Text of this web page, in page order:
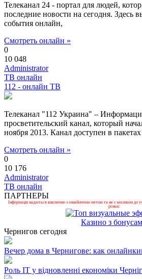
Телеканал 24 - портал для людей,
последние новости на сегодня. Здесь
события онлайн,
Смотреть онлайн »
0
10 048
Administrator
ТВ онлайн
112 - онлайн ТВ
Телеканал "112 Украина" –
просветительский канал, который
ноября 2013. Канал доступен в пакетах
Смотреть онлайн »
0
10 176
Administrator
ТВ онлайн
ПАРТНЕРЫ
Інформація надається виключно з ознайомчою метою та не є закликом до
розваг.
Казино з
Чернигов сегодня
Вечер дома в Чернигове: как
Роль ІТ у відновленні економіки